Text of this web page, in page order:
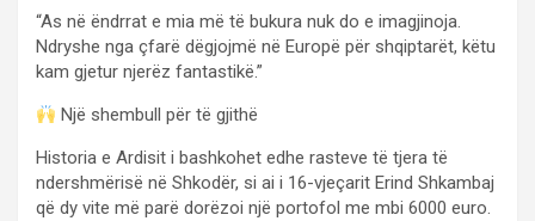
“As në ëndrrat e mia më të bukura nuk do e imagjinoja.
Ndryshe nga çfarë dëgjojmë në Europë për shqiptarët, këtu
kam gjetur njerëz fantastikë.”
Një shembull për të gjithë
Historia e Ardisit i bashkohet edhe rasteve të tjera të
ndershmërisë në Shkodër, si ai i 16-vjeçarit Erind Shkambaj
që dy vite më parë dorëzoi një portofol me mbi 6000 euro.